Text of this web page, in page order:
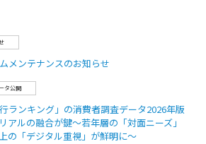
メンテナンスのお知らせ
タ公開
行ランキング」の消費者調査データ2026年版
ルの融合が鍵～若年層の「対面ニーズ」
の「デジタル重視」が鮮明に～